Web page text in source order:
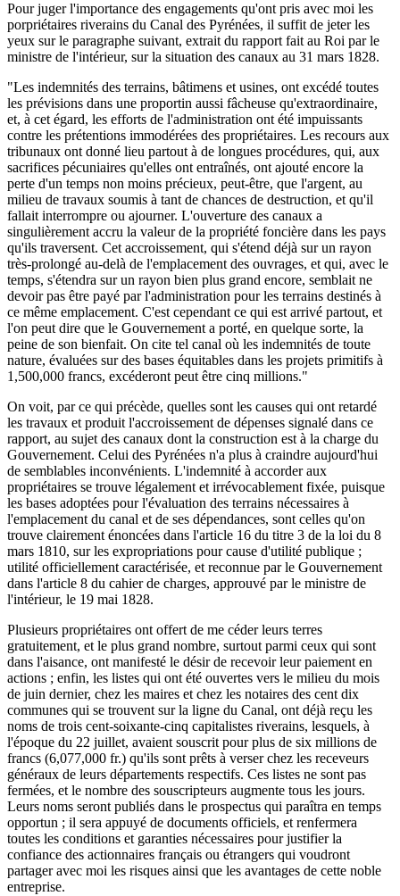
Pour juger l'importance des engagements qu'ont pris avec moi les
porpriétaires riverains du Canal des Pyrénées, il suffit de jeter les
yeux sur le paragraphe suivant, extrait du rapport fait au Roi par le
ministre de l'intérieur, sur la situation des canaux au 31 mars 1828.
"Les indemnités des terrains, bâtimens et usines, ont excédé toutes
les prévisions dans une proportin aussi fâcheuse qu'extraordinaire,
et, à cet égard, les efforts de l'administration ont été impuissants
contre les prétentions immodérées des propriétaires. Les recours aux
tribunaux ont donné lieu partout à de longues procédures, qui, aux
sacrifices pécuniaires qu'elles ont entraînés, ont ajouté encore la
perte d'un temps non moins précieux, peut-être, que l'argent, au
milieu de travaux soumis à tant de chances de destruction, et qu'il
fallait interrompre ou ajourner. L'ouverture des canaux a
singulièrement accru la valeur de la propriété foncière dans les pays
qu'ils traversent. Cet accroissement, qui s'étend déjà sur un rayon
très-prolongé au-delà de l'emplacement des ouvrages, et qui, avec le
temps, s'étendra sur un rayon bien plus grand encore, semblait ne
devoir pas être payé par l'administration pour les terrains destinés à
ce même emplacement. C'est cependant ce qui est arrivé partout, et
l'on peut dire que le Gouvernement a porté, en quelque sorte, la
peine de son bienfait. On cite tel canal où les indemnités de toute
nature, évaluées sur des bases équitables dans les projets primitifs à
1,500,000 francs, excéderont peut être cinq millions."
On voit, par ce qui précède, quelles sont les causes qui ont retardé
les travaux et produit l'accroissement de dépenses signalé dans ce
rapport, au sujet des canaux dont la construction est à la charge du
Gouvernement. Celui des Pyrénées n'a plus à craindre aujourd'hui
de semblables inconvénients. L'indemnité à accorder aux
propriétaires se trouve légalement et irrévocablement fixée, puisque
les bases adoptées pour l'évaluation des terrains nécessaires à
l'emplacement du canal et de ses dépendances, sont celles qu'on
trouve clairement énoncées dans l'article 16 du titre 3 de la loi du 8
mars 1810, sur les expropriations pour cause d'utilité publique ;
utilité officiellement caractérisée, et reconnue par le Gouvernement
dans l'article 8 du cahier de charges, approuvé par le ministre de
l'intérieur, le 19 mai 1828.
Plusieurs propriétaires ont offert de me céder leurs terres
gratuitement, et le plus grand nombre, surtout parmi ceux qui sont
dans l'aisance, ont manifesté le désir de recevoir leur paiement en
actions ; enfin, les listes qui ont été ouvertes vers le milieu du mois
de juin dernier, chez les maires et chez les notaires des cent dix
communes qui se trouvent sur la ligne du Canal, ont déjà reçu les
noms de trois cent-soixante-cinq capitalistes riverains, lesquels, à
l'époque du 22 juillet, avaient souscrit pour plus de six millions de
francs (6,077,000 fr.) qu'ils sont prêts à verser chez les receveurs
généraux de leurs départements respectifs. Ces listes ne sont pas
fermées, et le nombre des souscripteurs augmente tous les jours.
Leurs noms seront publiés dans le prospectus qui paraîtra en temps
opportun ; il sera appuyé de documents officiels, et renfermera
toutes les conditions et garanties nécessaires pour justifier la
confiance des actionnaires français ou étrangers qui voudront
partager avec moi les risques ainsi que les avantages de cette noble
entreprise.